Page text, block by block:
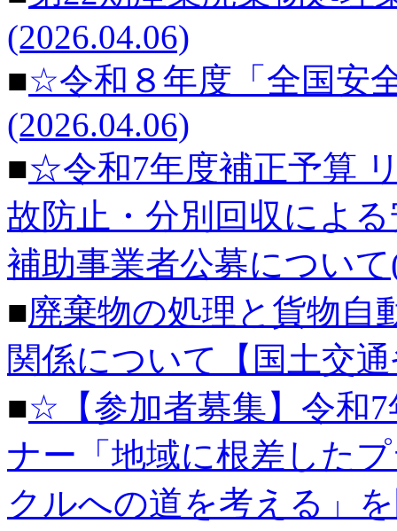
(2026.04.06)
■☆令和８年度「全国安
(2026.04.06)
■☆令和7年度補正予算
故防止・分別回収によ
補助事業者公募について
■廃棄物の処理と貨物自
関係について【国土交通
■☆【参加者募集】令和
ナー「地域に根差した
クルへの道を考える」